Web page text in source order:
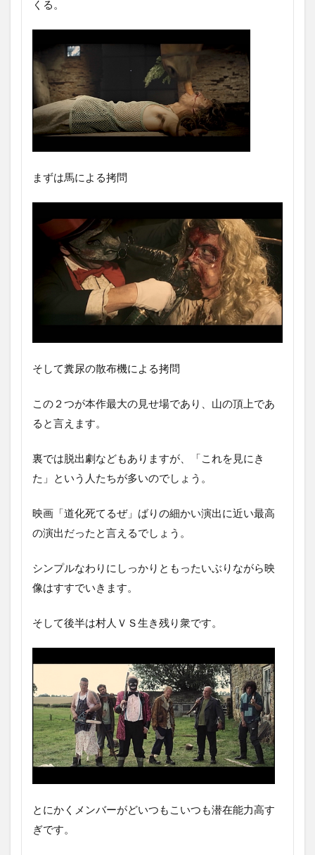
くる。
まずは馬による拷問
そして糞尿の散布機による拷問
この２つが本作最大の見せ場であり、山の頂上であ
ると言えます。
裏では脱出劇などもありますが、「これを見にき
た」という人たちが多いのでしょう。
映画「道化死てるぜ」ばりの細かい演出に近い最高
の演出だったと言えるでしょう。
シンプルなわりにしっかりともったいぶりながら映
像はすすでいきます。
そして後半は村人ＶＳ生き残り衆です。
とにかくメンバーがどいつもこいつも潜在能力高す
ぎです。